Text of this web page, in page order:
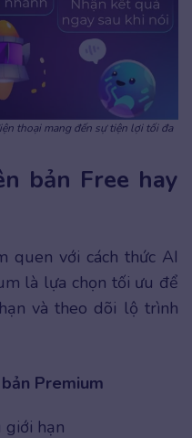
thoại mang đến sự tiện lợi tối đa
bản Free hay
quen với cách thức AI
là lựa chọn tối ưu để
và theo dõi lộ trình
Premium
giới hạn